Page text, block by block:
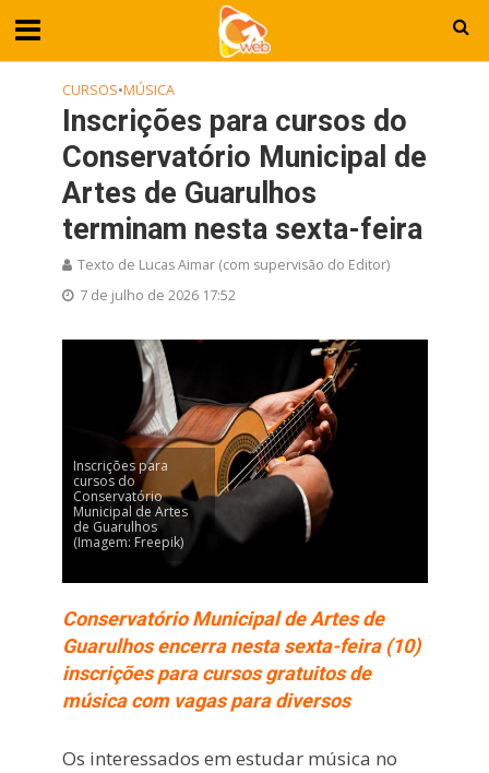
CURSOS•MÚSICA
Inscrições para cursos do
Conservatório Municipal de
Artes de Guarulhos
terminam nesta sexta-feira
Texto de Lucas Aimar (com supervisão do Editor)
7 de julho de 2026 17:52
Inscrições para
cursos do
Conservatório
Municipal de Artes
de Guarulhos
(Imagem: Freepik)
Conservatório Municipal de Artes de
Guarulhos encerra nesta sexta-feira (10)
inscrições para cursos gratuitos de
música com vagas para diversos
Os interessados em estudar música no